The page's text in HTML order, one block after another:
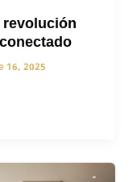
16, 2025